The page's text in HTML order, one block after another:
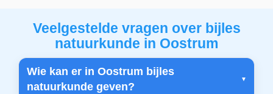
Veelgestelde vragen over bijles
natuurkunde in Oostrum
Wie kan er in Oostrum bijles
natuurkunde geven?